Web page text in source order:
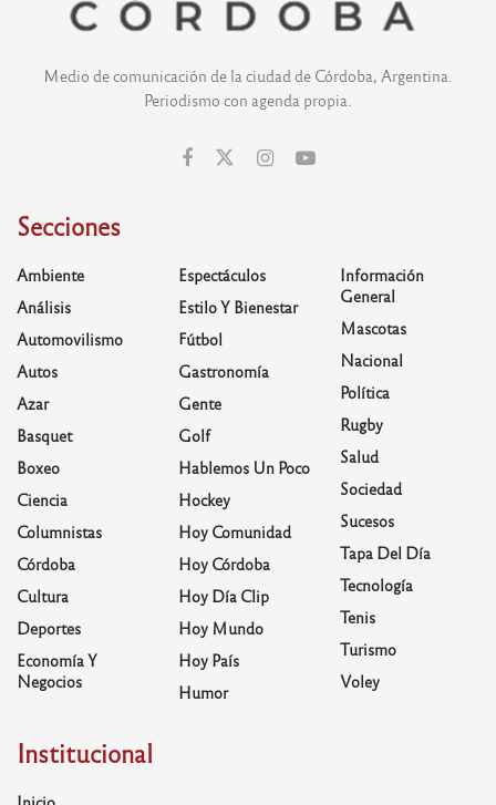
Medio de comunicación de la ciudad de Córdoba, Argentina.
Periodismo con agenda propia.
Secciones
Ambiente
Análisis
Automovilismo
Autos
Azar
Basquet
Boxeo
Ciencia
Columnistas
Córdoba
Cultura
Deportes
Economía Y
Negocios
Espectáculos
Estilo Y Bienestar
Fútbol
Gastronomía
Gente
Golf
Hablemos Un Poco
Hockey
Hoy Comunidad
Hoy Córdoba
Hoy Día Clip
Hoy Mundo
Hoy País
Humor
Información
General
Mascotas
Nacional
Política
Rugby
Salud
Sociedad
Sucesos
Tapa Del Día
Tecnología
Tenis
Turismo
Voley
Institucional